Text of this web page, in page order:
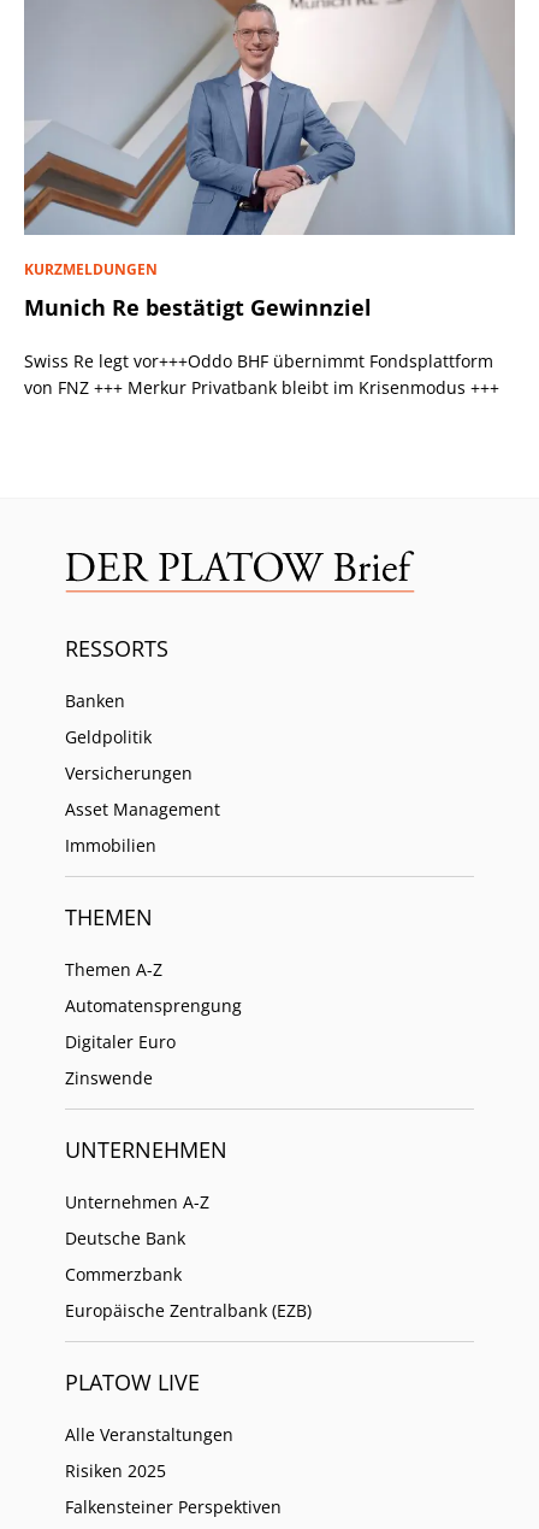
KURZMELDUNGEN
Munich Re bestätigt Gewinnziel
Swiss Re legt vor+++Oddo BHF übernimmt Fondsplattform
von FNZ +++ Merkur Privatbank bleibt im Krisenmodus +++
RESSORTS
Banken
Geldpolitik
Versicherungen
Asset Management
Immobilien
THEMEN
Themen A-Z
Automatensprengung
Digitaler Euro
Zinswende
UNTERNEHMEN
Unternehmen A-Z
Deutsche Bank
Commerzbank
Europäische Zentralbank (EZB)
PLATOW LIVE
Alle Veranstaltungen
Risiken 2025
Falkensteiner Perspektiven